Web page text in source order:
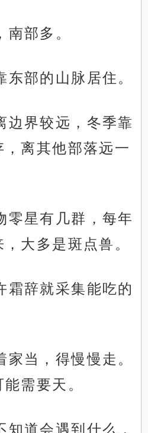
部多。
东部的山脉居住。
边界较远，冬季靠
离其他部落远一
零星有几群，每年
大多是斑点兽。
霜辞就采集能吃的
家当，得慢慢走。
需要天。
知道会遇到什么，